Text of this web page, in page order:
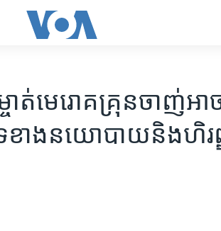
ាត់​មេរោគ​គ្រុន​ចាញ់​អា
រ​ខាង​នយោបាយនិង​ហិរញ្